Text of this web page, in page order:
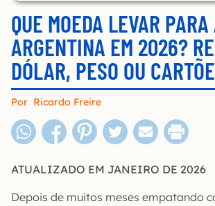
QUE MOEDA LEVAR PARA
ARGENTINA EM 2026?
DÓLAR, PESO OU
Por Ricardo Freire
ATUALIZADO EM JANEIRO DE 2026
Depois de muitos meses empatando